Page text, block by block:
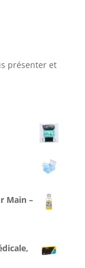
présenter et
Main –